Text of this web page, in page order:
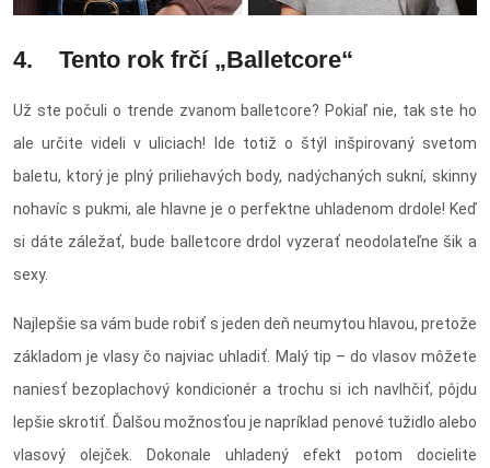
4. Tento rok frčí „Balletcore“
Už ste počuli o trende zvanom balletcore? Pokiaľ nie, tak ste ho
ale určite videli v uliciach! Ide totiž o štýl inšpirovaný svetom
baletu, ktorý je plný priliehavých body, nadýchaných sukní, skinny
nohavíc s pukmi, ale hlavne je o perfektne uhladenom drdole! Keď
si dáte záležať, bude balletcore drdol vyzerať neodolateľne šik a
sexy.
Najlepšie sa vám bude robiť s jeden deň neumytou hlavou, pretože
základom je vlasy čo najviac uhladiť. Malý tip – do vlasov môžete
naniesť bezoplachový kondicionér a trochu si ich navlhčiť, pôjdu
lepšie skrotiť. Ďalšou možnosťou je napríklad penové tužidlo alebo
vlasový olejček. Dokonale uhladený efekt potom docielite